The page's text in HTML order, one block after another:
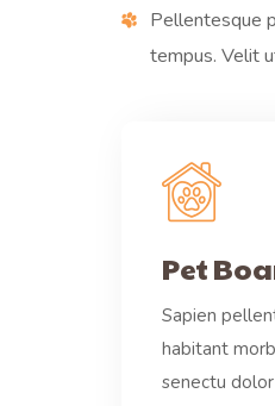
Pellentesque
tempus. Velit
Pet
Sapien
habitant
senectu